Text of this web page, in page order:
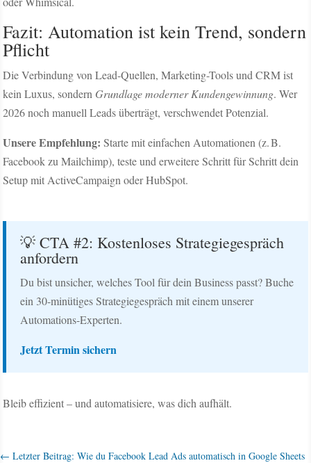
Fazit: Automation ist kein Trend, sondern
Pflicht
Die Verbindung von Lead-Quellen, Marketing-Tools und CRM ist
kein Luxus, sondern Grundlage moderner Kundengewinnung. Wer
2026 noch manuell Leads überträgt, verschwendet Potenzial.
Unsere Empfehlung: Starte mit einfachen Automationen (z. B.
Facebook zu Mailchimp), teste und erweitere Schritt für Schritt dein
Setup mit ActiveCampaign oder HubSpot.
💡 CTA #2: Kostenloses Strategiegespräch
anfordern
Du bist unsicher, welches Tool für dein Business passt? Buche
ein 30-minütiges Strategiegespräch mit einem unserer
Automations-Experten.
Jetzt Termin sichern
Bleib effizient – und automatisiere, was dich aufhält.
← Letzter Beitrag: Wie du Facebook Lead Ads automatisch in Google Sheets